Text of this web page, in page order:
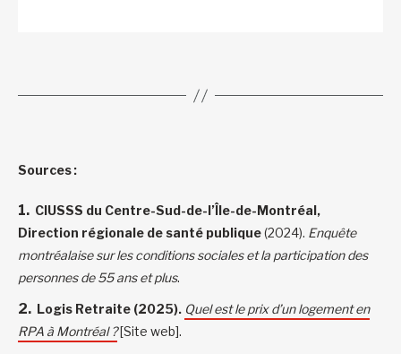
Sources :
CIUSSS du Centre-Sud-de-l’Île-de-Montréal,
Direction régionale de santé publique(2024). Enquête
montréalaise sur les conditions sociales et la participation des
personnes de 55 ans et plus.
Logis Retraite (2025). Quel est le prix d’un logement en
RPA à Montréal ?[Site web].